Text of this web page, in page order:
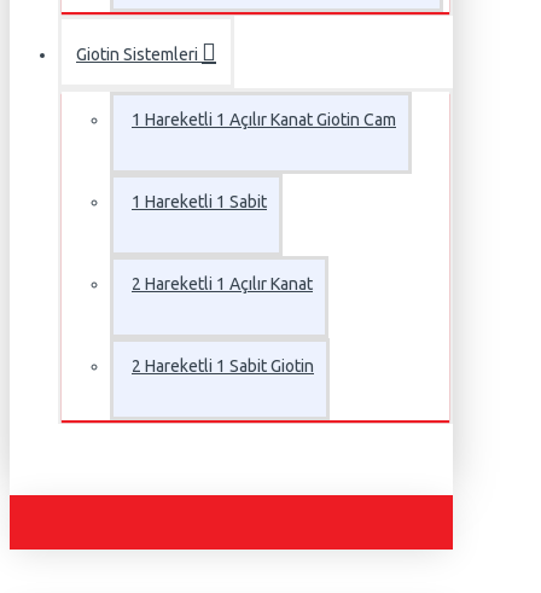
Giotin Sistemleri
1 Hareketli 1 Açılır Kanat Giotin Cam
1 Hareketli 1 Sabit
2 Hareketli 1 Açılır Kanat
2 Hareketli 1 Sabit Giotin